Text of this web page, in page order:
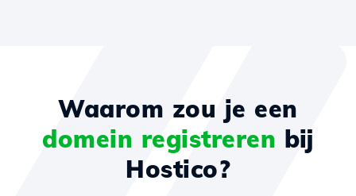
Waarom zou je een
domein registreren bij
Hostico?